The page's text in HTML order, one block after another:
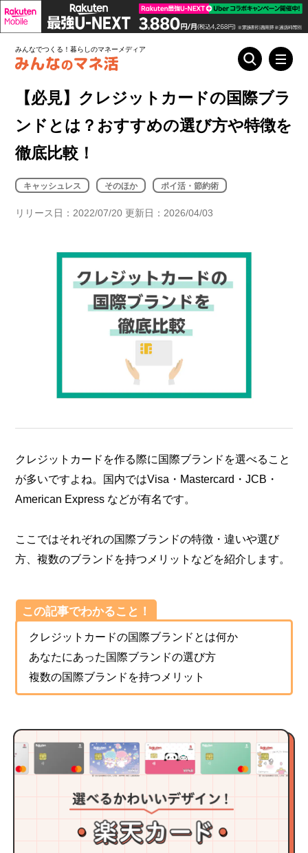
みんなでつくる！暮らしのマネーメディア
【必見】クレジットカードの国際ブラ
ンドとは？おすすめの選び方や特徴を
徹底比較！
キャッシュレス そのほか ポイ活・節約術
リリース日：2022/07/20 更新日：2026/04/03
クレジットカードを作る際に国際ブランドを選べること
が多いですよね。国内ではVisa・Mastercard・JCB・
American Express などが有名です。
ここではそれぞれの国際ブランドの特徴・違いや選び
方、複数のブランドを持つメリットなどを紹介します。
この記事でわかること！
クレジットカードの国際ブランドとは何か
あなたにあった国際ブランドの選び方
複数の国際ブランドを持つメリット